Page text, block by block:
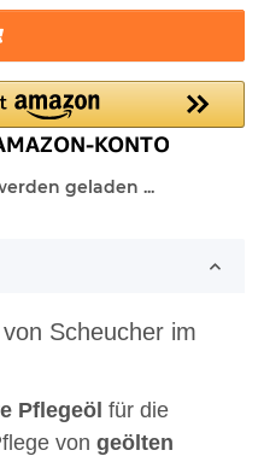
geladen ...
Scheucher im
Pflegeöl für die
von geölten